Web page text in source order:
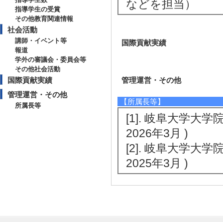
指導学生の受賞
その他教育関連情報
社会活動
講師・イベント等
報道
学外の審議会・委員会等
その他社会活動
国際貢献実績
管理運営・その他
所属長等
などを担当）
国際貢献実績
管理運営・その他
【所属長等】
[1]. 岐阜大学大学
2026年3月 )
[2]. 岐阜大学大学
2025年3月 )